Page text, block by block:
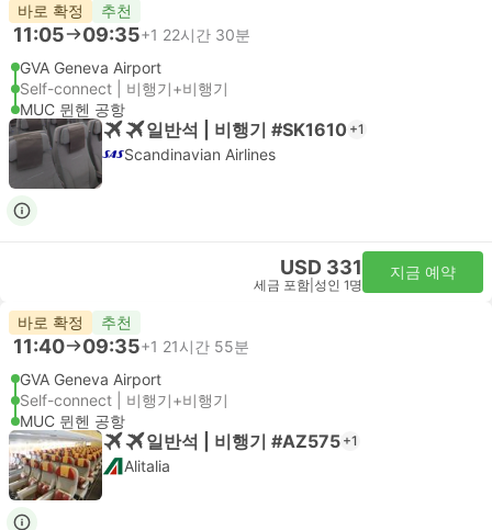
바로 확정 추천
11:05 09:35+1 22시간 30분
GVA Geneva Airport
Self-connect | 비행기+비행기
MUC 뮌헨 공항
일반석 | 비행기 #SK1610 +1
Scandinavian Airlines
USD 331
세금 포함 성인 1명
지금 예약
바로 확정 추천
11:40 09:35+1 21시간 55분
GVA Geneva Airport
Self-connect | 비행기+비행기
MUC 뮌헨 공항
일반석 | 비행기 #AZ575 +1
Alitalia